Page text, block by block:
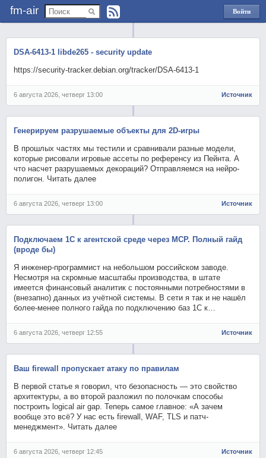
fm-air
Войти
через
DSA-6413-1 libde265 - security update
https://security-tracker.debian.org/tracker/DSA-6413-1
6 августа 2026, четверг 13:00 Источник
Генерируем разрушаемые объекты для 2D-игры
В прошлых частях мы тестили и сравнивали разные модели,
которые рисовали игровые ассеты по референсу из Пейнта. А
что насчет разрушаемых декораций? Отправляемся на нейро-
полигон. Читать далее
6 августа 2026, четверг 13:00 Источник
Подключаем 1С к агентской среде через MCP. Полный гайд
(вроде бы)
Я инженер-программист на небольшом российском заводе.
Несмотря на скромные масштабы производства, в штате
имеется финансовый аналитик с постоянными потребностями в
(внезапно) данных из учётной системы. В сети я так и не нашёл
более-менее полного гайда по подключению баз 1С к…
6 августа 2026, четверг 12:55 Источник
Ваш firewall пропускает атаку по правилам
В первой статье я говорил, что безопасность — это свойство
архитектуры, а во второй разложил по полочкам способы
построить logical air gap. Теперь самое главное: «А зачем
вообще это всё? У нас есть firewall, WAF, TLS и патч-
менеджмент». Читать далее
6 августа 2026, четверг 12:45 Источник